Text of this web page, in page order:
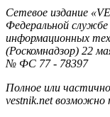
Сетевое издание
Федеральной службе
информационных
(Роскомнадзор) 22
№ ФС 77 - 78397
Полное или
vestnik.net возможно